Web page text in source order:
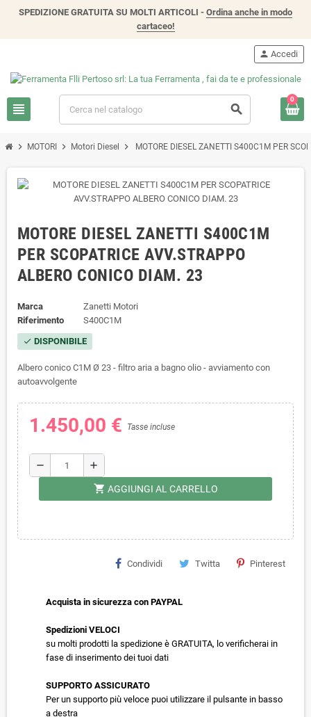
SPEDIZIONE GRATUITA SU MOLTI ARTICOLI - Ordina anche in modo
cartaceo!
view_headline search
person Accedi
0
chevron_right MOTORI chevron_right Motori Diesel chevron_right MOTORE DIESEL ZANETTI S400C1M PER
MOTORE DIESEL ZANETTI S400C1M
PER SCOPATRICE AVV.STRAPPO
ALBERO CONICO DIAM. 23
Marca
Zanetti Motori
Riferimento
S400C1M
check DISPONIBILE
Albero conico C1M Ø 23 - filtro aria a bagno olio - avviamento con
autoavvolgente
1.450,00 € Tasse incluse
remove add
shopping_cart AGGIUNGI AL CARRELLO
Condividi Twitta Pinterest
Acquista in sicurezza con PAYPAL
Spedizioni VELOCI
su molti prodotti la spedizione è GRATUITA, lo verificherai in
fase di inserimento dei tuoi dati
SUPPORTO ASSICURATO
Per un supporto più veloce puoi utilizzare il pulsante in basso
a destra